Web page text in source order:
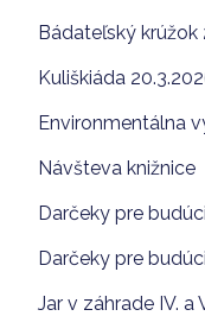
Bádateľský krúžok
Kuliškiáda
Environmentálna
Návšteva knižnice
Darčeky pre
Darčeky pre
Jar v záhrade IV. a